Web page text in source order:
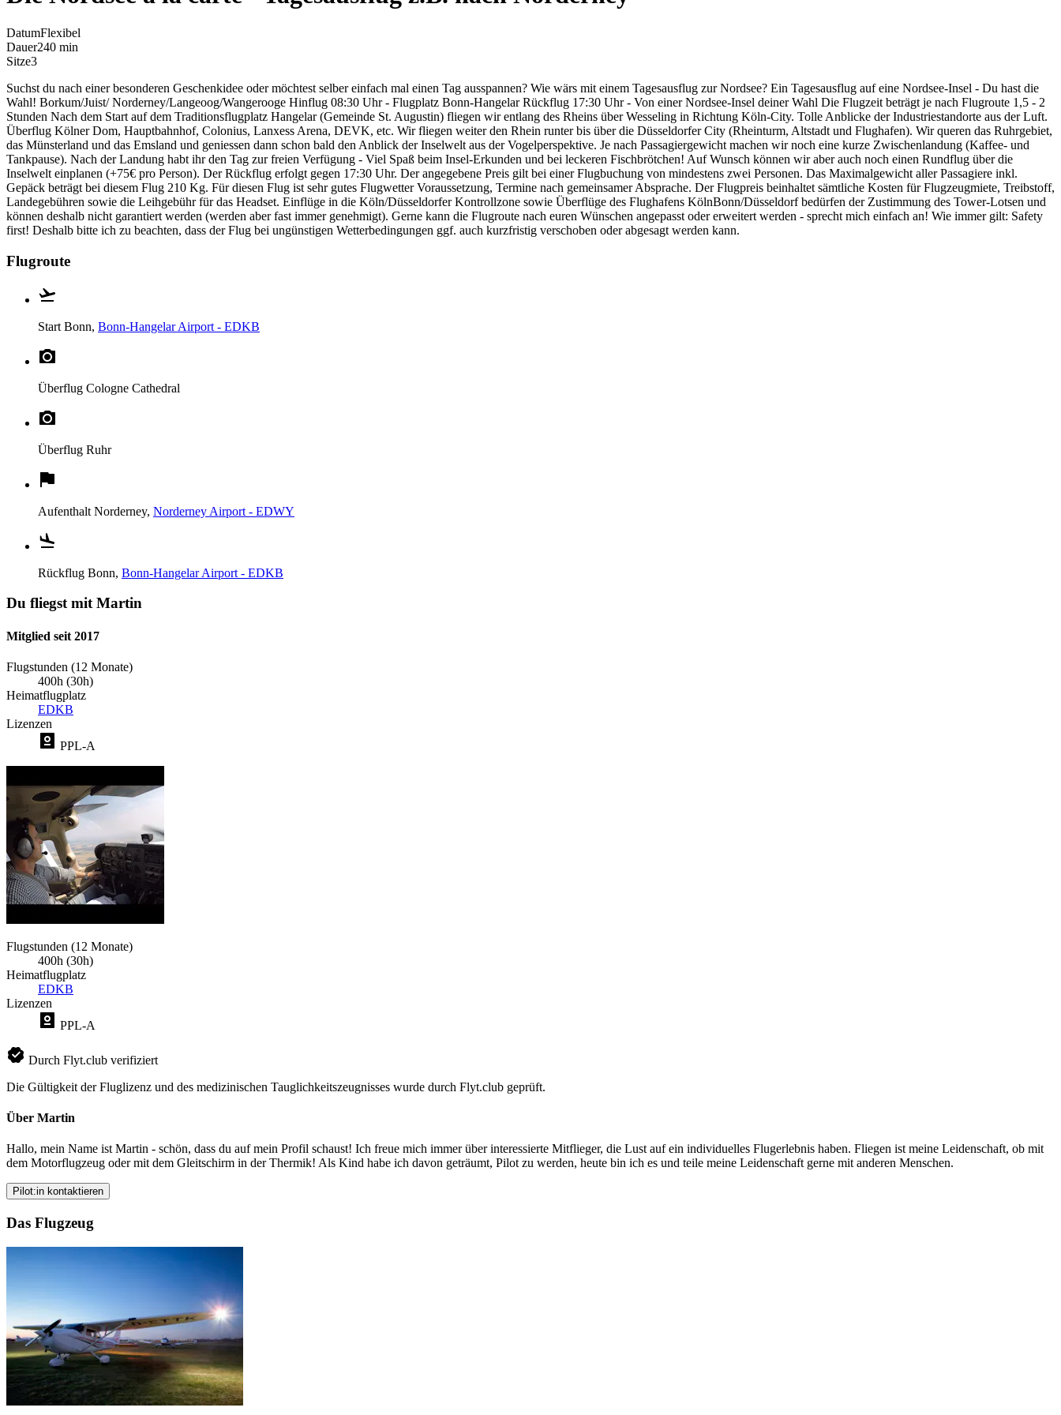
DatumFlexibel
Dauer240 min
Sitze3
Suchst du nach einer besonderen Geschenkidee oder möchtest selber einfach mal einen Tag ausspannen? Wie wärs mit einem Tagesausflug zur Nordsee? Ein Tagesausflug auf eine Nordsee-Insel - Du hast die
Wahl! Borkum/Juist/ Norderney/Langeoog/Wangerooge Hinflug 08:30 Uhr - Flugplatz Bonn-Hangelar Rückflug 17:30 Uhr - Von einer Nordsee-Insel deiner Wahl Die Flugzeit beträgt je nach Flugroute 1,5 - 2
Stunden Nach dem Start auf dem Traditionsflugplatz Hangelar (Gemeinde St. Augustin) fliegen wir entlang des Rheins über Wesseling in Richtung Köln-City. Tolle Anblicke der Industriestandorte aus der Luft.
Überflug Kölner Dom, Hauptbahnhof, Colonius, Lanxess Arena, DEVK, etc. Wir fliegen weiter den Rhein runter bis über die Düsseldorfer City (Rheinturm, Altstadt und Flughafen). Wir queren das Ruhrgebiet,
das Münsterland und das Emsland und geniessen dann schon bald den Anblick der Inselwelt aus der Vogelperspektive. Je nach Passagiergewicht machen wir noch eine kurze Zwischenlandung (Kaffee- und
Tankpause). Nach der Landung habt ihr den Tag zur freien Verfügung - Viel Spaß beim Insel-Erkunden und bei leckeren Fischbrötchen! Auf Wunsch können wir aber auch noch einen Rundflug über die
Inselwelt einplanen (+75€ pro Person). Der Rückflug erfolgt gegen 17:30 Uhr. Der angegebene Preis gilt bei einer Flugbuchung von mindestens zwei Personen. Das Maximalgewicht aller Passagiere inkl.
Gepäck beträgt bei diesem Flug 210 Kg. Für diesen Flug ist sehr gutes Flugwetter Voraussetzung, Termine nach gemeinsamer Absprache. Der Flugpreis beinhaltet sämtliche Kosten für Flugzeugmiete, Treibstoff,
Landegebühren sowie die Leihgebühr für das Headset. Einflüge in die Köln/Düsseldorfer Kontrollzone sowie Überflüge des Flughafens KölnBonn/Düsseldorf bedürfen der Zustimmung des Tower-Lotsen und
können deshalb nicht garantiert werden (werden aber fast immer genehmigt). Gerne kann die Flugroute nach euren Wünschen angepasst oder erweitert werden - sprecht mich einfach an! Wie immer gilt: Safety
first! Deshalb bitte ich zu beachten, dass der Flug bei ungünstigen Wetterbedingungen ggf. auch kurzfristig verschoben oder abgesagt werden kann.
Flugroute
Start Bonn, Bonn-Hangelar Airport - EDKB
Überflug Cologne Cathedral
Überflug Ruhr
Aufenthalt Norderney, Norderney Airport - EDWY
Rückflug Bonn, Bonn-Hangelar Airport - EDKB
Du fliegst mit Martin
Mitglied seit 2017
Flugstunden (12 Monate)
400h (30h)
Heimatflugplatz
EDKB
Lizenzen
PPL-A
Flugstunden (12 Monate)
400h (30h)
Heimatflugplatz
EDKB
Lizenzen
PPL-A
Durch Flyt.club verifiziert
Die Gültigkeit der Fluglizenz und des medizinischen Tauglichkeitszeugnisses wurde durch Flyt.club geprüft.
Über Martin
Hallo, mein Name ist Martin - schön, dass du auf mein Profil schaust! Ich freue mich immer über interessierte Mitflieger, die Lust auf ein individuelles Flugerlebnis haben. Fliegen ist meine Leidenschaft, ob mit
dem Motorflugzeug oder mit dem Gleitschirm in der Thermik! Als Kind habe ich davon geträumt, Pilot zu werden, heute bin ich es und teile meine Leidenschaft gerne mit anderen Menschen.
Pilot:in kontaktieren
Das Flugzeug